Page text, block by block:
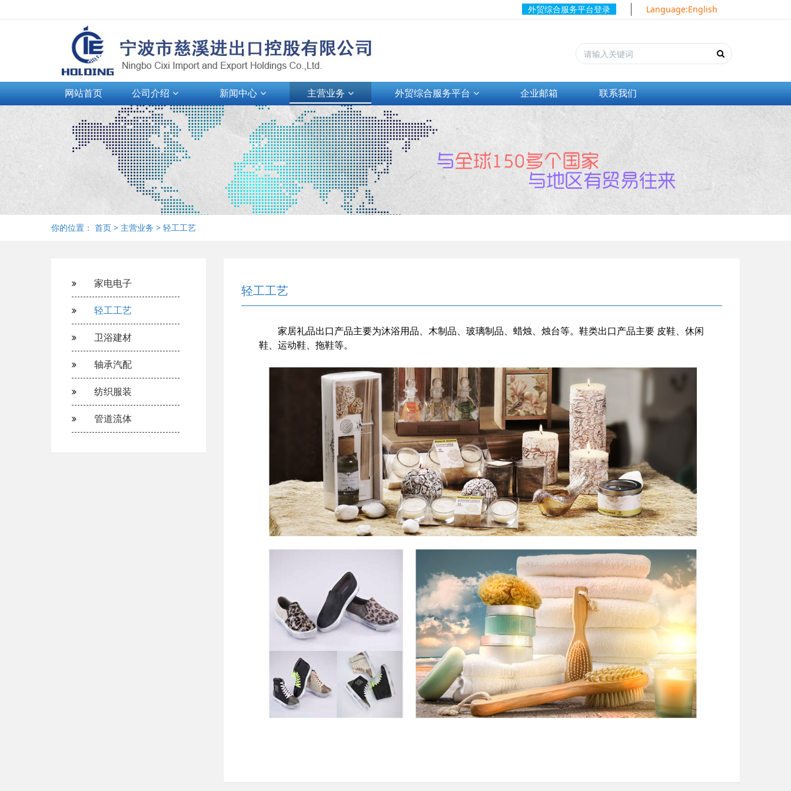
外贸综合服务平台登录 Language:English
网站首页 公司介绍 新闻中心 主营业务 外贸综合服务平台 企业邮箱 联系我们
你的位置： 首页 > 主营业务 > 轻工工艺
家电电子
轻工工艺
卫浴建材
轴承汽配
纺织服装
管道流体
轻工工艺
家居礼品出口产品主要为沐浴用品、木制品、玻璃制品、蜡烛、烛台等。鞋类出口产品主要 皮鞋、休闲
鞋、运动鞋、拖鞋等。